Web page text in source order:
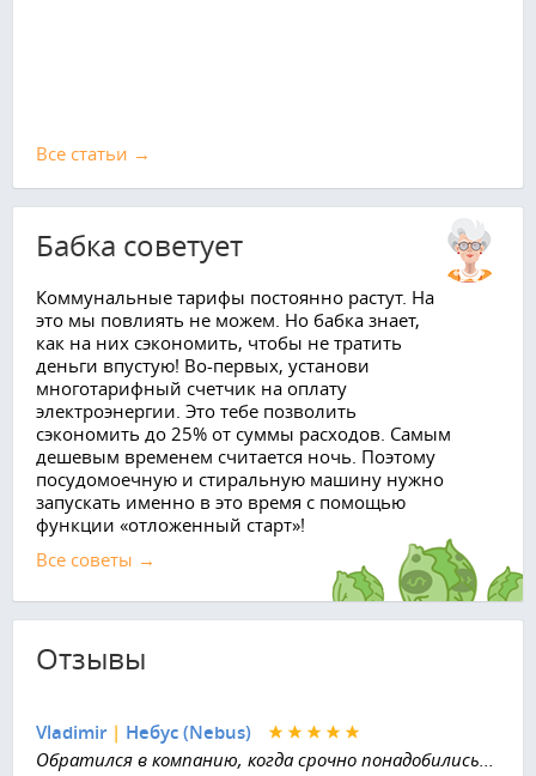
Все cтатьи →
Бабка советует
Коммунальные тарифы постоянно растут. На
это мы повлиять не можем. Но бабка знает,
как на них сэкономить, чтобы не тратить
деньги впустую! Во-первых, установи
многотарифный счетчик на оплату
электроэнергии. Это тебе позволить
сэкономить до 25% от суммы расходов. Самым
дешевым временем считается ночь. Поэтому
посудомоечную и стиральную машину нужно
запускать именно в это время с помощью
функции «отложенный старт»!
Все советы →
Отзывы
Vladimir | Небус (Nebus)
Обратился в компанию, когда срочно понадобились...